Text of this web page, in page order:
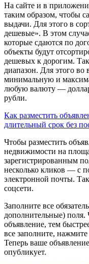
На сайте и в
таким образом, чтобы
выдачи. Для этого в
дешевые». В этом
которые сдаются по
объекты будут
дешевых к дорогим.
диапазон. Для этого во
минимальную и
любую валюту —
рубли.
Как разместить
длительный срок без
Чтобы разместить
недвижимости на
зарегистрированным
несколько кликов — с
электронной почты.
соцсети.
Заполните все
дополнительные) поля.
объявление, тем
все заполните,
Теперь ваше
опубликует.